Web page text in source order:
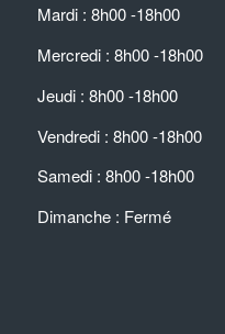
Mardi : 8h00 -18h00
Mercredi : 8h00 -18h00
Jeudi : 8h00 -18h00
Vendredi : 8h00 -18h00
Samedi : 8h00 -18h00
Dimanche : Fermé